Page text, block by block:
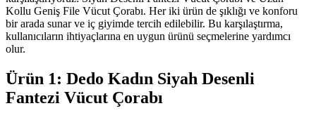
Kollu Geniş File Vücut Çorabı. Her iki ürün de şıklığı ve konforu
bir arada sunar ve iç giyimde tercih edilebilir. Bu karşılaştırma,
kullanıcıların ihtiyaçlarına en uygun ürünü seçmelerine yardımcı
olur.
Ürün 1: Dedo Kadın Siyah Desenli
Fantezi Vücut Çorabı